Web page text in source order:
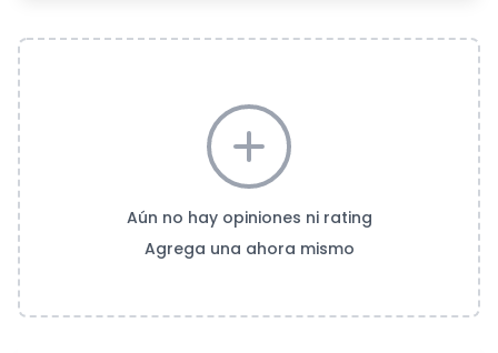
Aún no hay opiniones ni rating
Agrega una ahora mismo